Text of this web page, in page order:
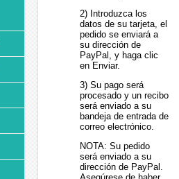
2) Introduzca los
datos de su tarjeta, el
pedido se enviará a
su dirección de
PayPal, y haga clic
en Enviar.
3) Su pago será
procesado y un recibo
será enviado a su
bandeja de entrada de
correo electrónico.
NOTA: Su pedido
será enviado a su
dirección de PayPal.